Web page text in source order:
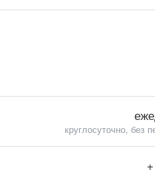
круглосуточно, без